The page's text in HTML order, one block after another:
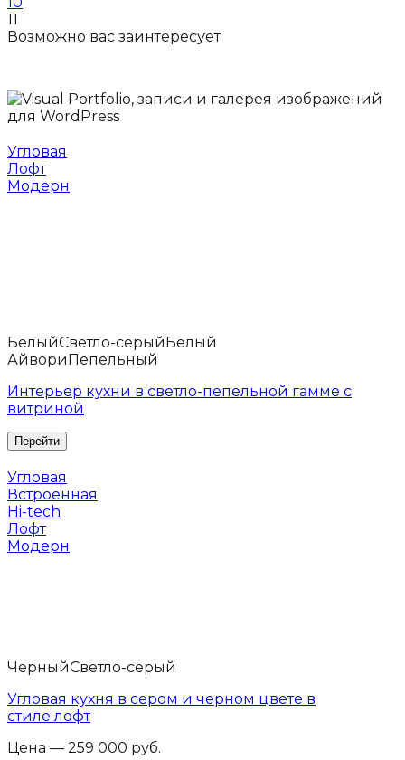
11
Возможно вас заинтересует
Угловая
Лофт
Модерн
БелыйСветло-серыйБелый
АйвориПепельный
Интерьер кухни в светло-пепельной гамме с
витриной
Угловая
Встроенная
Hi-tech
Лофт
Модерн
ЧерныйСветло-серый
Угловая кухня в сером и черном цвете в
стиле лофт
Цена — 259 000 руб.